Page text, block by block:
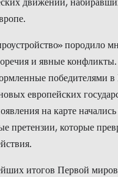
породило
и явные
победителями
европейских
на карте
претензии, которые
итогов Первой